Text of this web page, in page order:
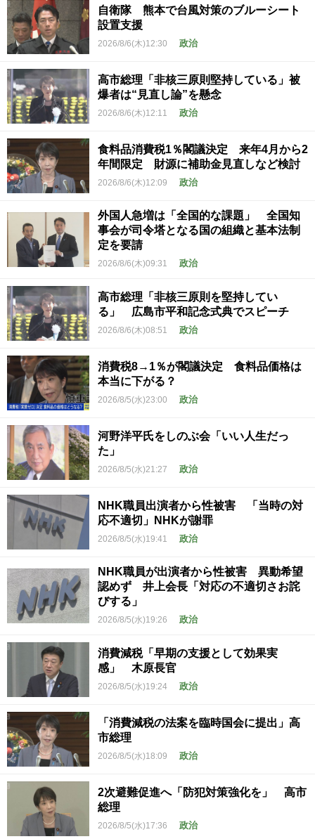
自衛隊 熊本で台風対策のブルーシート
設置支援
2026/8/6(木)12:30 政治
高市総理「非核三原則堅持している」被
爆者は“見直し論”を懸念
2026/8/6(木)12:11 政治
食料品消費税1％閣議決定 来年4月から2
年間限定 財源に補助金見直しなど検討
2026/8/6(木)12:09 政治
外国人急増は「全国的な課題」 全国知
事会が司令塔となる国の組織と基本法制
定を要請
2026/8/6(木)09:31 政治
高市総理「非核三原則を堅持してい
る」 広島市平和記念式典でスピーチ
2026/8/6(木)08:51 政治
消費税8→1％が閣議決定 食料品価格は
本当に下がる？
2026/8/5(水)23:00 政治
河野洋平氏をしのぶ会「いい人生だっ
た」
2026/8/5(水)21:27 政治
NHK職員出演者から性被害 「当時の対
応不適切」NHKが謝罪
2026/8/5(水)19:41 政治
NHK職員が出演者から性被害 異動希望
認めず 井上会長「対応の不適切さお詫
びする」
2026/8/5(水)19:26 政治
消費減税「早期の支援として効果実
感」 木原長官
2026/8/5(水)19:24 政治
「消費減税の法案を臨時国会に提出」高
市総理
2026/8/5(水)18:09 政治
2次避難促進へ「防犯対策強化を」 高市
総理
2026/8/5(水)17:36 政治